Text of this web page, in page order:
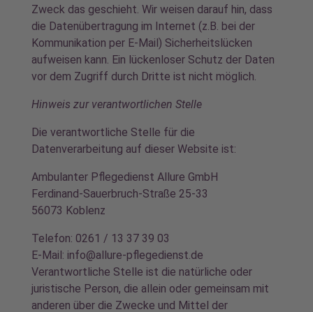
Zweck das geschieht. Wir weisen darauf hin, dass
die Datenübertragung im Internet (z.B. bei der
Kommunikation per E-Mail) Sicherheitslücken
aufweisen kann. Ein lückenloser Schutz der Daten
vor dem Zugriff durch Dritte ist nicht möglich.
Hinweis zur verantwortlichen Stelle
Die verantwortliche Stelle für die
Datenverarbeitung auf dieser Website ist:
Ambulanter Pflegedienst Allure GmbH
Ferdinand-Sauerbruch-Straße 25-33
56073 Koblenz
Telefon: 0261 / 13 37 39 03
E-Mail: info@allure-pflegedienst.de
Verantwortliche Stelle ist die natürliche oder
juristische Person, die allein oder gemeinsam mit
anderen über die Zwecke und Mittel der